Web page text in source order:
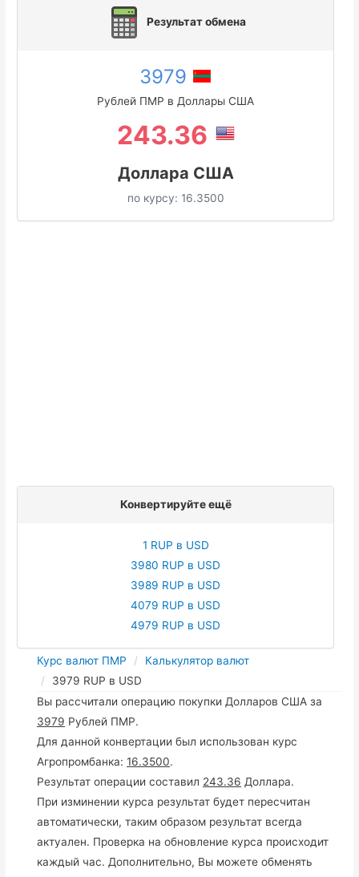
Результат обмена
3979
Рублей ПМР в Доллары США
243.36
Доллара США
по курсу: 16.3500
Конвертируйте ещё
1 RUP в USD
3980 RUP в USD
3989 RUP в USD
4079 RUP в USD
4979 RUP в USD
Курс валют ПМР
Калькулятор валют
3979 RUP в USD
Вы рассчитали операцию покупки Долларов США за
3979 Рублей ПМР.
Для данной конвертации был использован курс
Агропромбанка:16.3500.
Результат операции составил 243.36 Доллара.
При изминении курса результат будет пересчитан
автоматически, таким образом результат всегда
актуален. Проверка на обновление курса происходит
каждый час. Дополнительно, Вы можете обменять